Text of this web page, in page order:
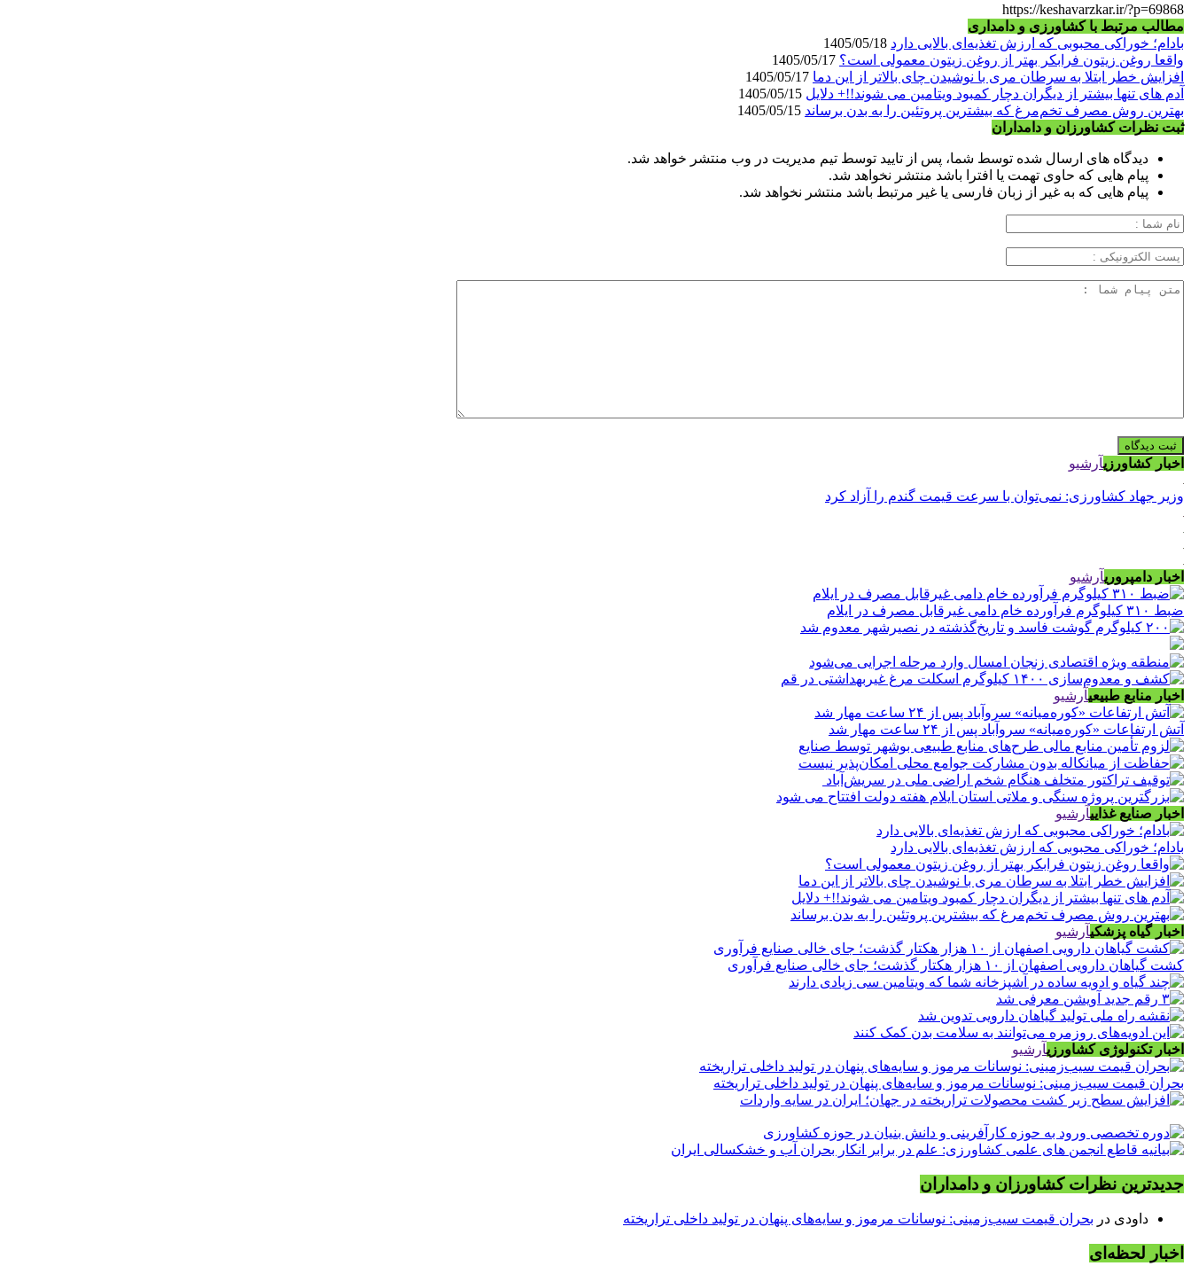
https://keshavarzkar.ir/?p=69868
مطالب مرتبط با کشاورزی و دامداری
بادام؛ خوراکی محبوبی که ارزش تغذیه‌ای بالایی دارد
واقعا روغن زیتون فرابکر بهتر از روغن زیتون معمولی است؟
افزایش خطر ابتلا به سرطان مری با نوشیدن چای بالاتر از این دما
آدم های تنها بیشتر از دیگران دچار کمبود ویتامین می شوند!!+ دلایل
بهترین روش مصرف تخم‌مرغ که بیشترین پروتئین را به بدن برساند
ثبت نظرات کشاورزان و دامداران
دیدگاه های ارسال شده توسط شما، پس از تایید توسط تیم مدیریت در وب منتشر خواهد شد.
پیام هایی که حاوی تهمت یا افترا باشد منتشر نخواهد شد.
پیام هایی که به غیر از زبان فارسی یا غیر مرتبط باشد منتشر نخواهد شد.
اخبار کشاورزیآرشیو
وزیر جهاد کشاورزی: نمی‌توان با سرعت قیمت گندم را آزاد کرد
اخبار دامپروریآرشیو
ضبط ۳۱۰ کیلوگرم فرآورده خام دامی غیرقابل مصرف در ایلام
اخبار منابع طبیعیآرشیو
آتش ارتفاعات «کوره‌میانه» سروآباد پس از ۲۴ ساعت مهار شد
اخبار صنایع غذاییآرشیو
بادام؛ خوراکی محبوبی که ارزش تغذیه‌ای بالایی دارد
اخبار گیاه پزشکیآرشیو
کشت گیاهان دارویی اصفهان از ۱۰ هزار هکتار گذشت؛ جای خالی صنایع فرآوری
اخبار تکنولوژی کشاورزیآرشیو
بحران قیمت سیب‌زمینی: نوسانات مرموز و سایه‌های پنهان در تولید داخلی تراریخته
جدیدترین نظرات کشاورزان و دامداران
داودی در بحران قیمت سیب‌زمینی: نوسانات مرموز و سایه‌های پنهان در تولید داخلی تراریخته
اخبار لحظه‌ای